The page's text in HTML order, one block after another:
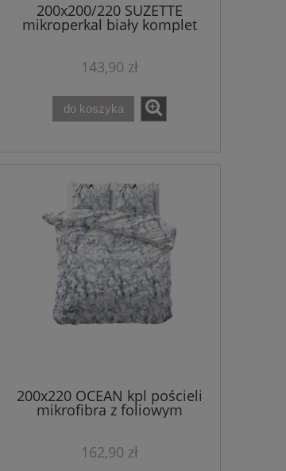
200x200/220 SUZETTE
mikroperkal biały komplet
pościeli
143,90 zł
do koszyka
200x220 OCEAN kpl pościeli
mikrofibra z foliowym
nadrukiem niebieski
162,90 zł